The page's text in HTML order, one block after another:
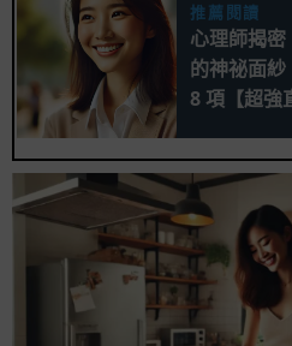
推薦閱讀
心理師揭密
的神祕面
8 項【超強